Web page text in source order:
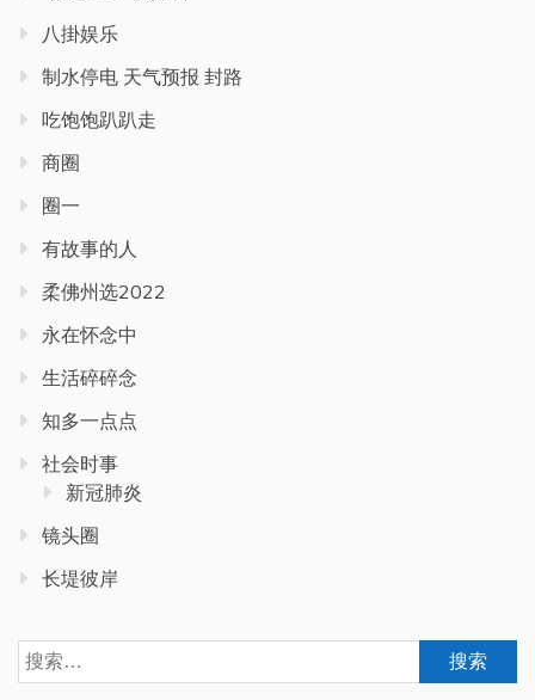
八掛娱乐
制水停电 天气预报 封路
吃饱饱趴趴走
商圈
圈一
有故事的人
柔佛州选2022
永在怀念中
生活碎碎念
知多一点点
社会时事
新冠肺炎
镜头圈
长堤彼岸
搜
索：